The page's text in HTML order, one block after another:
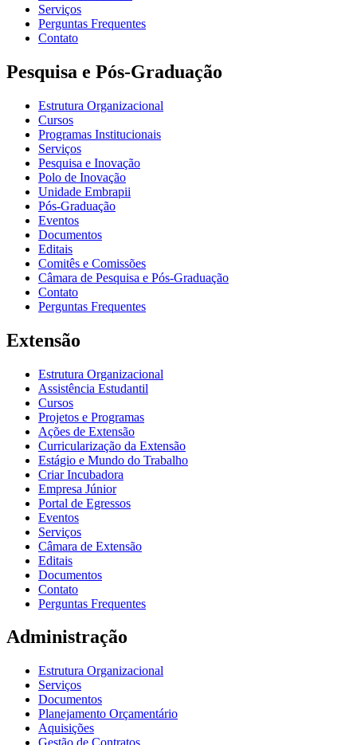
Serviços
Perguntas Frequentes
Contato
Pesquisa e Pós-Graduação
Estrutura Organizacional
Cursos
Programas Institucionais
Serviços
Pesquisa e Inovação
Polo de Inovação
Unidade Embrapii
Pós-Graduação
Eventos
Documentos
Editais
Comitês e Comissões
Câmara de Pesquisa e Pós-Graduação
Contato
Perguntas Frequentes
Extensão
Estrutura Organizacional
Assistência Estudantil
Cursos
Projetos e Programas
Ações de Extensão
Curricularização da Extensão
Estágio e Mundo do Trabalho
Criar Incubadora
Empresa Júnior
Portal de Egressos
Eventos
Serviços
Câmara de Extensão
Editais
Documentos
Contato
Perguntas Frequentes
Administração
Estrutura Organizacional
Serviços
Documentos
Planejamento Orçamentário
Aquisições